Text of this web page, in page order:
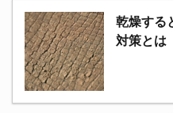
乾燥する
対策とは